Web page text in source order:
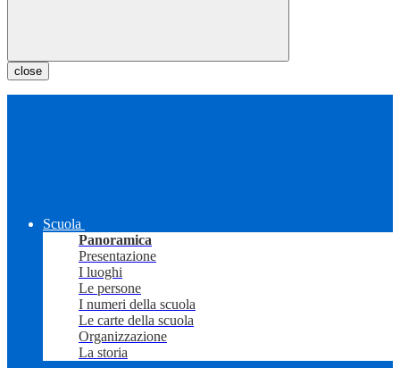
close
Scuola
Panoramica
Presentazione
I luoghi
Le persone
I numeri della scuola
Le carte della scuola
Organizzazione
La storia